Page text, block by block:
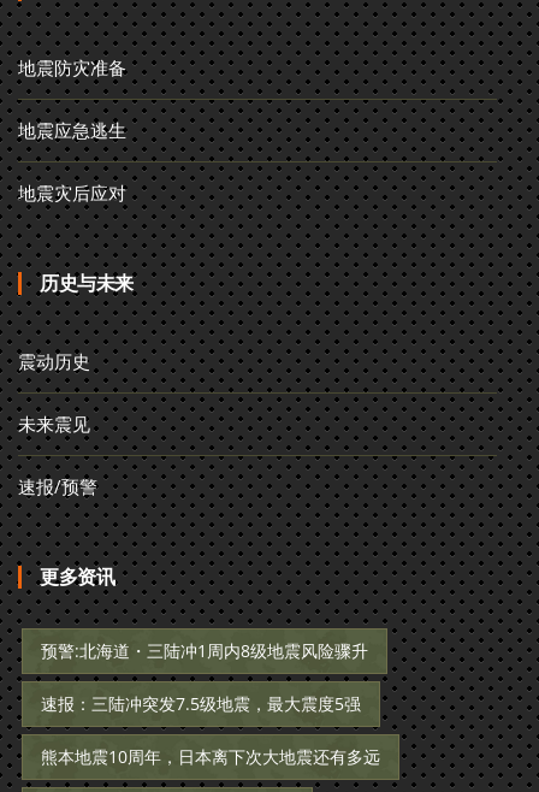
地震防灾准备
地震应急逃生
地震灾后应对
历史与未来
震动历史
未来震见
速报/预警
更多资讯
预警:北海道・三陆冲1周内8级地震风险骤升
速报：三陆冲突发7.5级地震，最大震度5强
熊本地震10周年，日本离下次大地震还有多远